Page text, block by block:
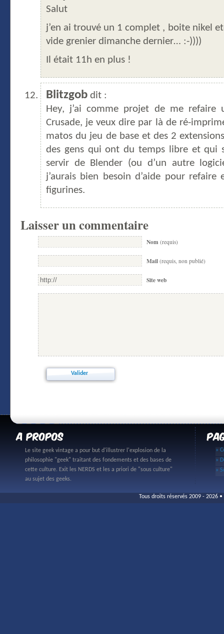
Salut
j’en ai trouvé un 1 complet , boite nikel
vide grenier dimanche dernier… :-))))
Il était 11h en plus !
Blitzgob dit :
Hey, j’ai comme projet de me refaire
Crusade, je veux dire par là de ré-
matos du jeu de base et des 2
des gens qui ont du temps libre et qui
servir de Blender (ou d’un autre
j’aurais bien besoin d’aide pour refaire
figurines.
Laisser un commentaire
Nom (requis)
Mail (requis, non publié)
Site web
Le site geek vintage a pour but d'illustrer l'explosion de la
philosophie "geek" traitant des fondements et des bases de
cette culture. Exit les NERDS et les a priori de "sous culture"
au sujet des geeks.
»
»
»
Tous droits réservés 2009 - 2026